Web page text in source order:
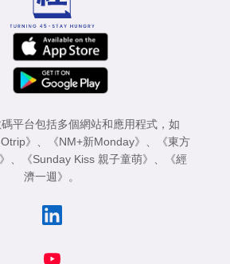
平台包括多個網站和應用程式，如
》 《NM+新Monday》
《東方
《Sunday Kiss 親子童萌》
《經
濟一週》
。